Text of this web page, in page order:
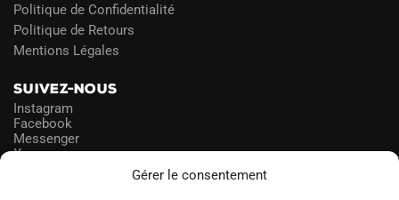
Gérer le consentement
Politique de Confidentialité
Politique de Retours
Mentions Légales
SUIVEZ-NOUS
Instagram
Facebook
Messenger
X